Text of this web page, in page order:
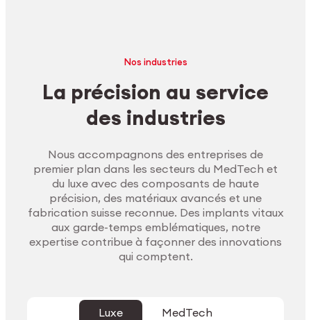
Nos industries
La précision au service
des industries
Nous accompagnons des entreprises de
premier plan dans les secteurs du MedTech et
du luxe avec des composants de haute
précision, des matériaux avancés et une
fabrication suisse reconnue. Des implants vitaux
aux garde-temps emblématiques, notre
expertise contribue à façonner des innovations
qui comptent.
Luxe
MedTech